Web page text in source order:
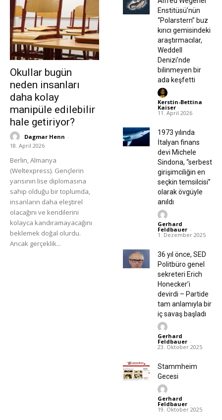
Okullar bugün
neden insanları
daha kolay
manipüle edilebilir
hale getiriyor?
Dagmar Henn -
18. April 2026
Berlin, Almanya
(Weltexpress). Gençlerin
yarısının lise diplomasına
sahip olduğu bir toplumda,
insanların daha eleştirel
olacağını ve kendilerini
kolayca kandıramayacağını
beklemek doğal olurdu.
Ancak gerçeklik...
Enstitüsü’nün
“Polarstern” buz
kırıcı gemisindeki
araştırmacılar,
Weddell
Denizi’nde
bilinmeyen bir
ada keşfetti
Kerstin-Bettina
Kaiser -
11. April 2026
1973 yılında
İtalyan finans
devi Michele
Sindona, “serbest
girişimciliğin en
seçkin temsilcisi”
olarak övgüyle
anıldı
Gerhard
Feldbauer -
1. Dezember 2025
36 yıl önce, SED
Politbüro genel
sekreteri Erich
Honecker’i
devirdi – Partide
tam anlamıyla bir
iç savaş başladı
Gerhard
Feldbauer -
23. Oktober 2025
Stammheim
Gecesi
Gerhard
Feldbauer -
19. Oktober 2025